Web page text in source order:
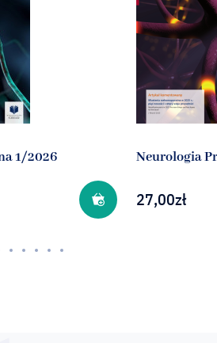
1/2026 Neurologia
27,00zł